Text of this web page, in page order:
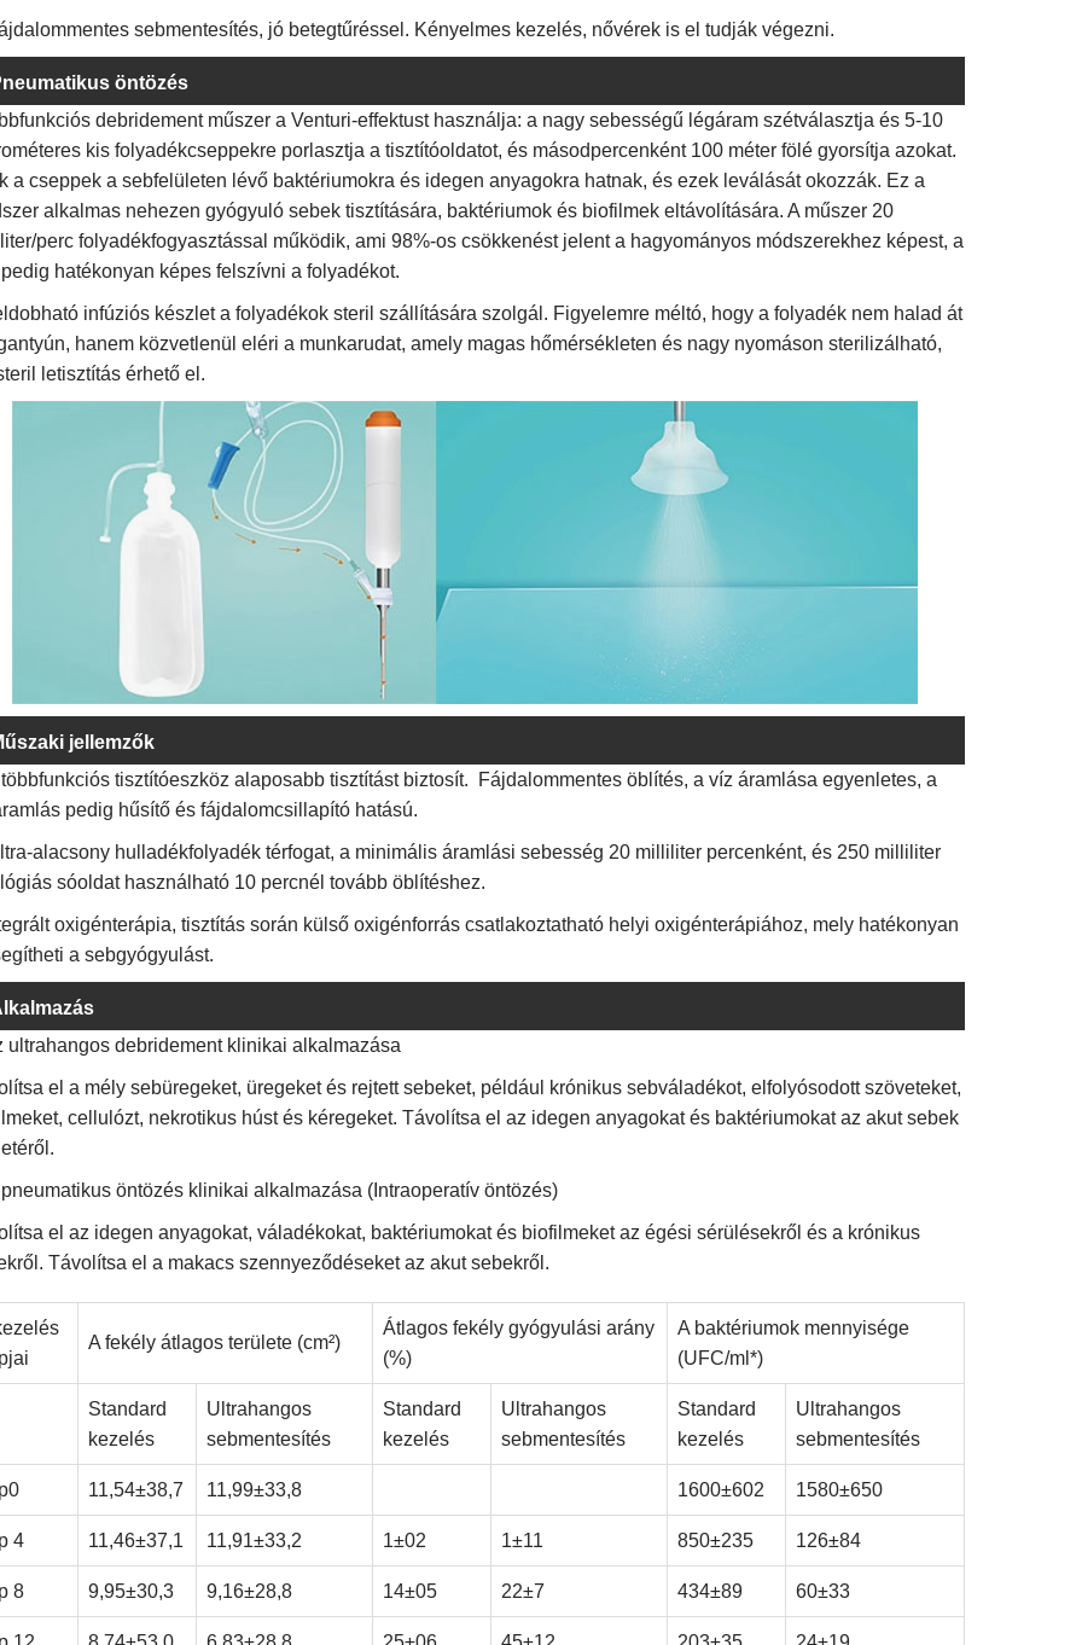
sebmentesítés, jó betegtűréssel. Kényelmes kezelés, nővérek is el tudják végezni.
öntözés
debridement műszer a Venturi-effektust használja: a nagy sebességű légáram szétválasztja és 5-10
kis folyadékcseppekre porlasztja a tisztítóoldatot, és másodpercenként 100 méter fölé gyorsítja azokat.
a cseppek a sebfelületen lévő baktériumokra és idegen anyagokra hatnak, és ezek leválását okozzák. Ez a
alkalmas nehezen gyógyuló sebek tisztítására, baktériumok és biofilmek eltávolítására. A műszer 20
perc folyadékfogyasztással működik, ami 98%-os csökkenést jelent a hagyományos módszerekhez képest, a
hatékonyan képes felszívni a folyadékot.
infúziós készlet a folyadékok steril szállítására szolgál. Figyelemre méltó, hogy a folyadék nem halad át
hanem közvetlenül eléri a munkarudat, amely magas hőmérsékleten és nagy nyomáson sterilizálható,
letisztítás érhető el.
jellemzők
többfunkciós tisztítóeszköz alaposabb tisztítást biztosít. Fájdalommentes öblítés, a víz áramlása egyenletes, a
pedig hűsítő és fájdalomcsillapító hatású.
alacsony hulladékfolyadék térfogat, a minimális áramlási sebesség 20 milliliter percenként, és 250 milliliter
sóoldat használható 10 percnél tovább öblítéshez.
oxigénterápia, tisztítás során külső oxigénforrás csatlakoztatható helyi oxigénterápiához, mely hatékonyan
a sebgyógyulást.
ultrahangos debridement klinikai alkalmazása
el a mély sebüregeket, üregeket és rejtett sebeket, például krónikus sebváladékot, elfolyósodott szöveteket,
cellulózt, nekrotikus húst és kéregeket. Távolítsa el az idegen anyagokat és baktériumokat az akut sebek
pneumatikus öntözés klinikai alkalmazása (Intraoperatív öntözés)
el az idegen anyagokat, váladékokat, baktériumokat és biofilmeket az égési sérülésekről és a krónikus
Távolítsa el a makacs szennyeződéseket az akut sebekről.
A fekély átlagos területe (cm²)
Átlagos fekély gyógyulási arány
(%)
A baktériumok mennyisége
(UFC/ml*)
Standard
kezelés
Ultrahangos
sebmentesítés
Standard
kezelés
Ultrahangos
sebmentesítés
Standard
kezelés
Ultrahangos
sebmentesítés
11,54±38,7 11,99±33,8 1600±602 1580±650
4 11,46±37,1 11,91±33,2 1±02 1±11 850±235 126±84
8 9,95±30,3 9,16±28,8 14±05 22±7 434±89 60±33